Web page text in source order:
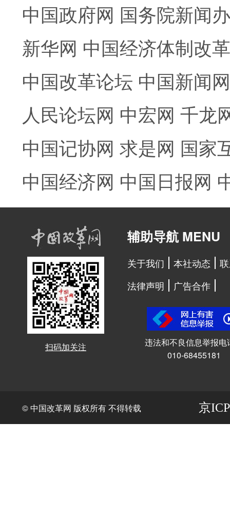
中国政府网 国务院新闻
新华网 中国经济体制改
中国改革论坛 中国新闻网
人民论坛网 中宏网 千龙
中国记协网 求是网 国家
中国经济网 中国日报网
扫码加关注
辅助导航 MENU
关于我们 本社动态
法律声明
广告合作
违法和不良信息举报电
010-68455181
© 中国改革网 版权所有 不得转载 京